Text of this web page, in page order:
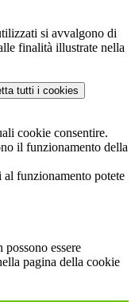
si avvalgono di
finalità illustrate nella
tutti i cookies
cookie consentire.
il funzionamento della
al funzionamento potete
essere
pagina della cookie